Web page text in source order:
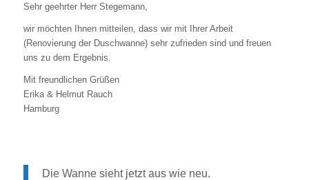
Sehr geehrter Herr Stegemann,
wir möchten Ihnen mitteilen, dass wir mit Ihrer Arbeit
(Renovierung der Duschwanne) sehr zufrieden sind und freuen
uns zu dem Ergebnis.
Mit freundlichen Grüßen
Erika & Helmut Rauch
Hamburg
Die Wanne sieht jetzt aus wie neu.